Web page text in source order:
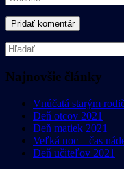
Hľadať:
Najnovšie články
Vnúčatá starým
Deň otcov 2021
Deň matiek 2021
Veľká noc – čas
Deň učiteľov 2021